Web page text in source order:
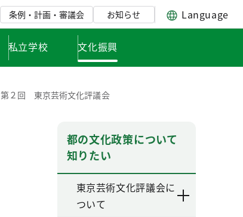
条例・計画・審議会 お知らせ Language
私立学校 文化振興
第２回 東京芸術文化評議会
都の文化政策について
知りたい
東京芸術文化評議会に
ついて